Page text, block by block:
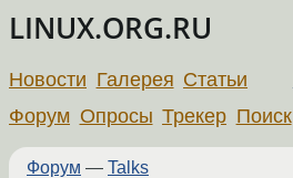
LINUX.ORG.RU
Новости Галерея Статьи
Форум Опросы Трекер Поиск
Форум — Talks